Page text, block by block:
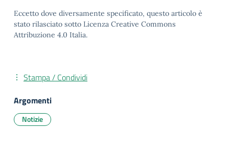
Eccetto dove diversamente specificato, questo articolo è
stato rilasciato sotto Licenza Creative Commons
Attribuzione 4.0 Italia.
Stampa / Condividi
Argomenti
Notizie